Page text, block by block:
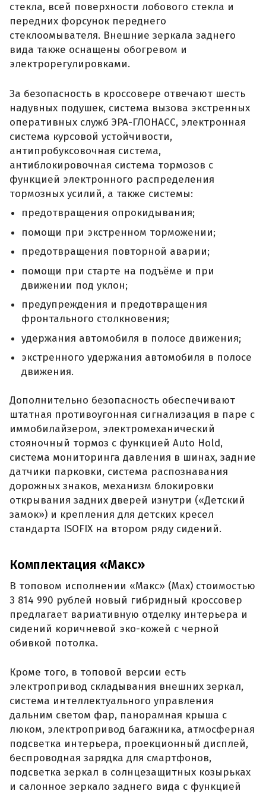
стекла, всей поверхности лобового стекла и
передних форсунок переднего
стеклоомывателя. Внешние зеркала заднего
вида также оснащены обогревом и
электрорегулировками.
За безопасность в кроссовере отвечают шесть
надувных подушек, система вызова экстренных
оперативных служб ЭРА-ГЛОНАСС, электронная
система курсовой устойчивости,
антипробуксовочная система,
антиблокировочная система тормозов с
функцией электронного распределения
тормозных усилий, а также системы:
предотвращения опрокидывания;
помощи при экстренном торможении;
предотвращения повторной аварии;
помощи при старте на подъёме и при
движении под уклон;
предупреждения и предотвращения
фронтального столкновения;
удержания автомобиля в полосе движения;
экстренного удержания автомобиля в полосе
движения.
Дополнительно безопасность обеспечивают
штатная противоугонная сигнализация в паре с
иммобилайзером, электромеханический
стояночный тормоз с функцией Auto Hold,
система мониторинга давления в шинах, задние
датчики парковки, система распознавания
дорожных знаков, механизм блокировки
открывания задних дверей изнутри («Детский
замок») и крепления для детских кресел
стандарта ISOFIX на втором ряду сидений.
Комплектация «Макс»
В топовом исполнении «Макс» (Max) стоимостью
3 814 990 рублей новый гибридный кроссовер
предлагает вариативную отделку интерьера и
сидений коричневой эко-кожей с черной
обивкой потолка.
Кроме того, в топовой версии есть
электропривод складывания внешних зеркал,
система интеллектуального управления
дальним светом фар, панорамная крыша с
люком, электропривод багажника, атмосферная
подсветка интерьера, проекционный дисплей,
беспроводная зарядка для смартфонов,
подсветка зеркал в солнцезащитных козырьках
и салонное зеркало заднего вида с функцией